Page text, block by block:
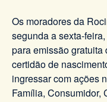
Os moradores da
segunda a sexta-
para emissão
certidão de
ingressar com ações
Família, Consumidor,